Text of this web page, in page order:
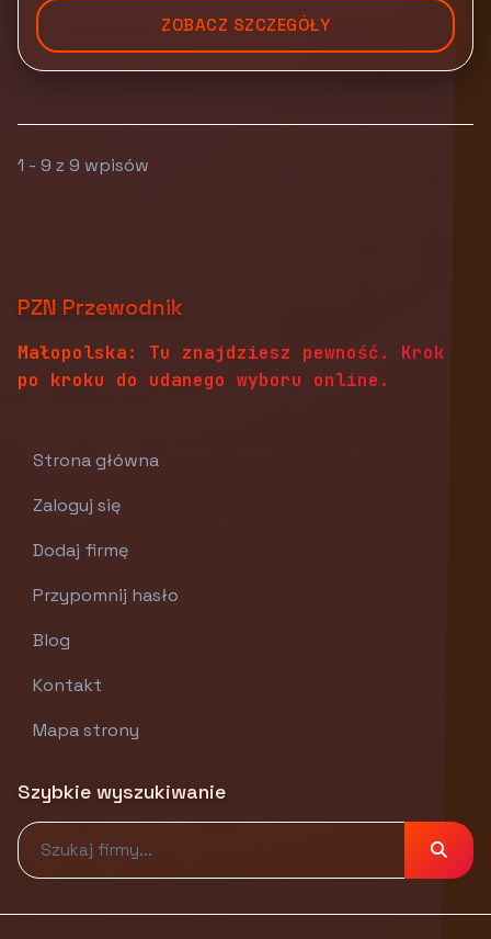
ZOBACZ SZCZEGÓŁY
1 - 9 z 9 wpisów
PZN Przewodnik
Małopolska: Tu znajdziesz pewność. Krok
po kroku do udanego wyboru online.
Strona główna
Zaloguj się
Dodaj firmę
Przypomnij hasło
Blog
Kontakt
Mapa strony
Szybkie wyszukiwanie